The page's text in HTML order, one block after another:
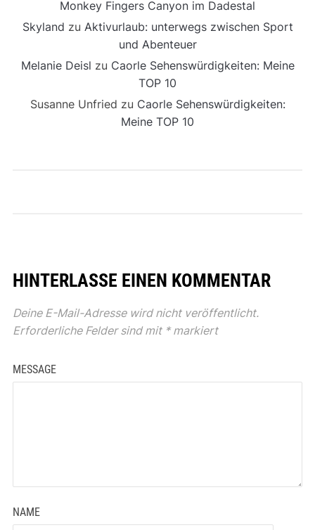
Monkey Fingers Canyon im Dadestal
Skyland zu Aktivurlaub: unterwegs zwischen Sport
und Abenteuer
Melanie Deisl zu Caorle Sehenswürdigkeiten: Meine
TOP 10
Susanne Unfried zu Caorle Sehenswürdigkeiten:
Meine TOP 10
HINTERLASSE EINEN KOMMENTAR
Deine E-Mail-Adresse wird nicht veröffentlicht.
Erforderliche Felder sind mit *markiert
MESSAGE
NAME